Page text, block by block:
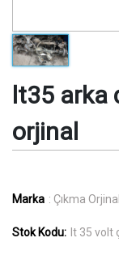
lt35 arka
orjinal
Marka : Çıkma
Stok Kodu: lt 35 volt